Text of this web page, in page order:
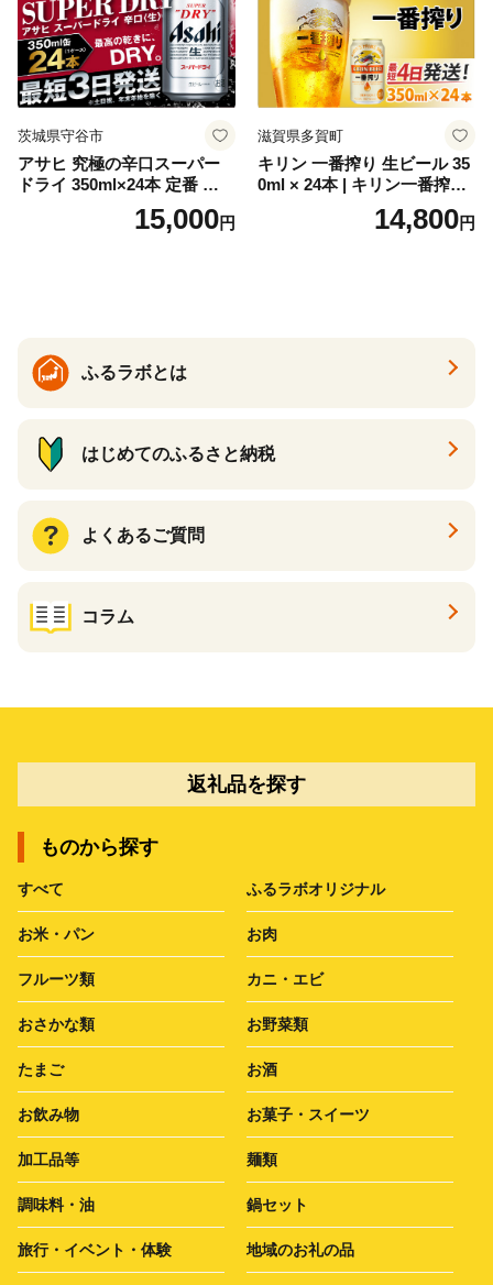
ク ソーダ ジントニック 】
茨城県守谷市
アサヒ 究極の辛口スーパー
ドライ 350ml×24本 定番 ビー
ル 缶ビール 酒 お酒 アルコー
15,000円
滋賀県多賀町
キリン 一番搾り 生ビール 35
0ml × 24本 | キリン一番搾り
キリンビール 一番搾り ビー
ル 24缶 きりんいちばんしぼ
14,800円
ふるラボとは
はじめてのふるさと納税
よくあるご質問
コラム
返礼品を探す
ものから探す
すべて ふるラボオリジナル
お米・パン お肉
フルーツ類 カニ・エビ
おさかな類 お野菜類
たまご お酒
お飲み物 お菓子・スイーツ
加工品等 麺類
調味料・油 鍋セット
旅行・イベント・体験 地域のお礼の品